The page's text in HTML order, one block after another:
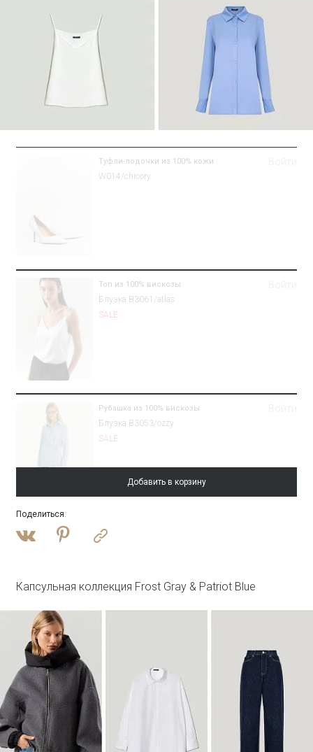
Туфли-лодочки из 100% кожи
W014/chicory
Войти
Топ из 100% вискозы
Блузка B3061/atlas
SALE
Войти
Рубашка из 100% вискозы
Блузка B3053/ozzy
SALE
Войти
Однобортный жакет в полоску
Брюки D357/shift
Войти
Добавить в корзину
Поделиться:
Капсульная коллекция Frost Gray & Patriot Blue